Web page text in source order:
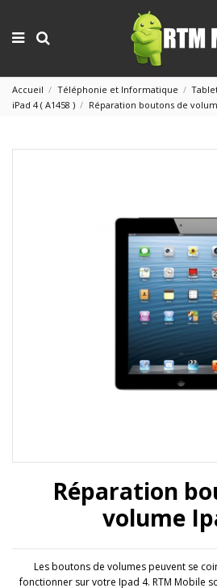
Accueil Téléphonie et Informatique
iPad 4 ( A1458 )
Réparation boutons de
Réparation
volume
Les boutons de volumes peuvent se
fonctionner sur votre Ipad 4. RTM Mobile